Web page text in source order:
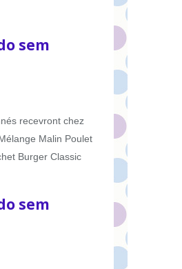
sem
recevront chez
Malin Poulet
Burger Classic
sem